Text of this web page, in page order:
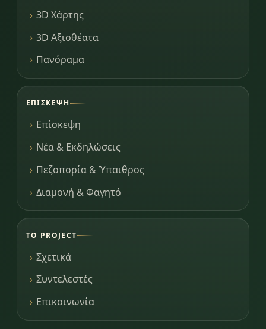
3D Χάρτης
3D Αξιοθέατα
Πανόραμα
ΕΠΊΣΚΕΨΗ
Επίσκεψη
Νέα & Εκδηλώσεις
Πεζοπορία & Ύπαιθρος
Διαμονή & Φαγητό
ΤΟ PROJECT
Σχετικά
Συντελεστές
Επικοινωνία